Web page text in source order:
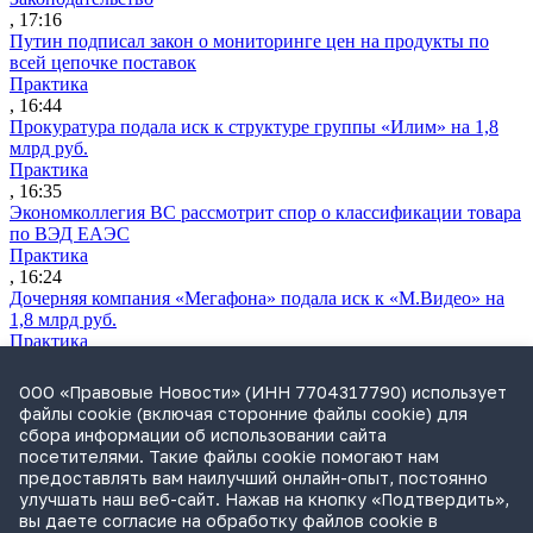
, 17:16
Путин подписал закон о мониторинге цен на продукты по
всей цепочке поставок
Практика
, 16:44
Прокуратура подала иск к структуре группы «Илим» на 1,8
млрд руб.
Практика
, 16:35
Экономколлегия ВС рассмотрит спор о классификации товара
по ВЭД ЕАЭС
Практика
, 16:24
Дочерняя компания «Мегафона» подала иск к «М.Видео» на
1,8 млрд руб.
Практика
СИП проверит отмену патента на систему управления
устройствами после возражений «Яндекса»
Практика
, 15:17
Суды 10 стран рассматривают иски российской «дочки»
Google о возврате дивидендов
Международная практика
ООО «Правовые Новости» (ИНН 7704317790) использует
файлы cookie (включая сторонние файлы cookie) для
сбора информации об использовании сайта
посетителями. Такие файлы cookie помогают нам
предоставлять вам наилучший онлайн-опыт, постоянно
улучшать наш веб-сайт. Нажав на кнопку «Подтвердить»,
вы даете согласие на обработку файлов cookie в